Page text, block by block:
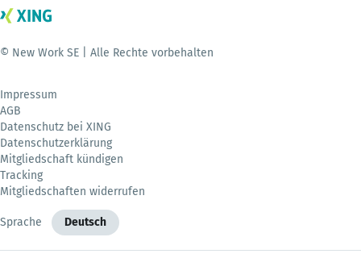
© New Work SE | Alle Rechte vorbehalten
Impressum
AGB
Datenschutz bei XING
Datenschutzerklärung
Mitgliedschaft kündigen
Tracking
Mitgliedschaften widerrufen
Sprache Deutsch